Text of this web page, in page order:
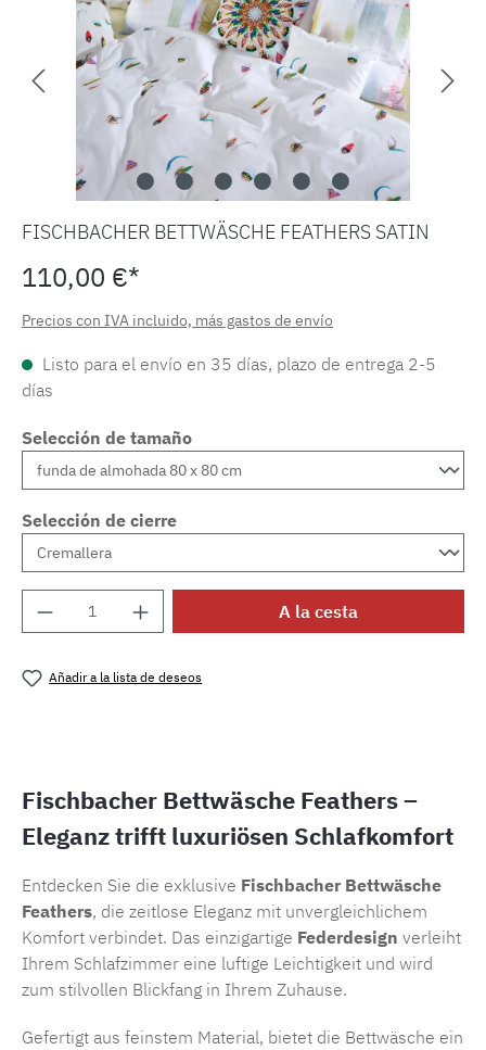
FISCHBACHER BETTWÄSCHE FEATHERS SATIN
110,00 €*
Precios con IVA incluido, más gastos de envío
Listo para el envío en 35 días, plazo de entrega 2-5
días
Selección de tamaño
Selección de cierre
Cantidad del producto: introduce la
A la cesta
Añadir a la lista de deseos
Fischbacher Bettwäsche Feathers –
Eleganz trifft luxuriösen Schlafkomfort
Entdecken Sie die exklusive Fischbacher Bettwäsche
Feathers, die zeitlose Eleganz mit unvergleichlichem
Komfort verbindet. Das einzigartige Federdesign verleiht
Ihrem Schlafzimmer eine luftige Leichtigkeit und wird
zum stilvollen Blickfang in Ihrem Zuhause.
Gefertigt aus feinstem Material, bietet die Bettwäsche ein